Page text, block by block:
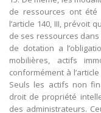
de ressources ont été
l’article 140, III, prévoit
de ses ressources
de dotation a
mobilières, actifs
conformément à
Seuls les actifs non
droit de propriété
des administrateurs.